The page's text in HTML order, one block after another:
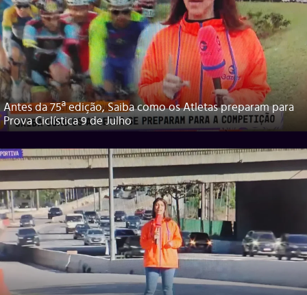
Antes da 75ª edição, Saiba como os Atletas preparam para
Prova Ciclística 9 de Julho